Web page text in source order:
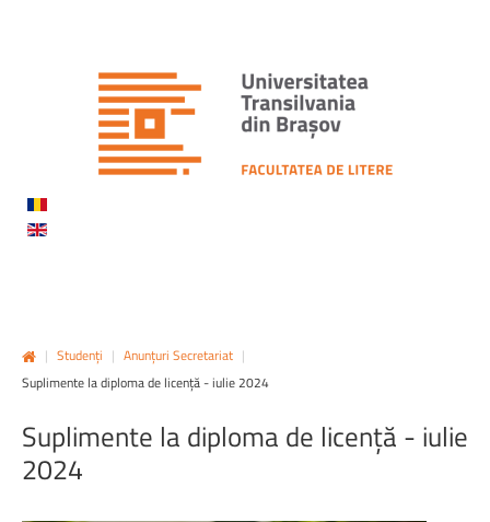
| Studenți | Anunțuri Secretariat |
Suplimente la diploma de licență - iulie 2024
Suplimente la diploma de licență - iulie
2024